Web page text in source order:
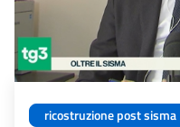
ricostruzione post sisma